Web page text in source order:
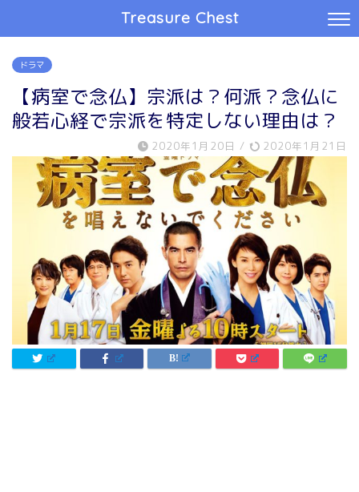
Treasure Chest
ドラマ
【病室で念仏】宗派は？何派？念仏に
般若心経で宗派を特定しない理由は？
2020年1月20日 / 2020年1月21日